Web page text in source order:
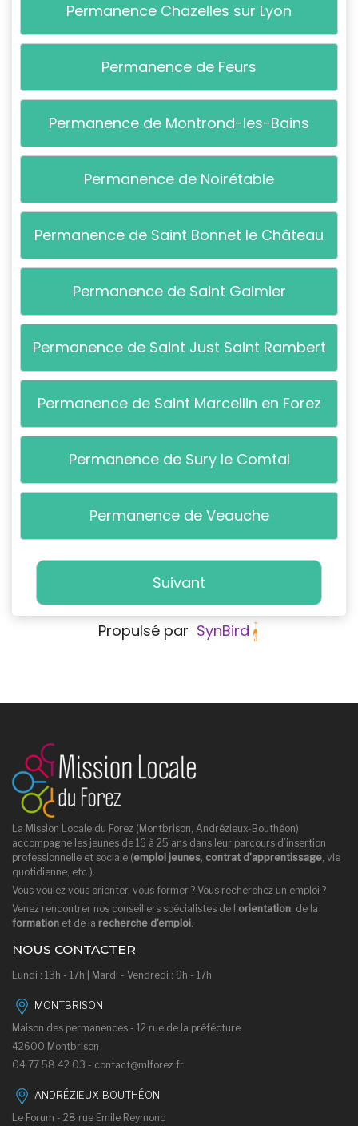
Permanence Chazelles sur Lyon
Permanence de Feurs
Permanence de Montrond-les-Bains
Permanence de Noirétable
Permanence de Saint Bonnet le Château
Permanence de Saint Galmier
Permanence de Saint Just Saint Rambert
Permanence de Saint Marcellin en Forez
Permanence de Sury le Comtal
Permanence de Veauche
Suivant
Propulsé par SynBird
La Mission Locale du Forez (Montbrison, Andrézieux-Bouthéon)
accompagne les jeunes de 16 à 25 ans dans leur parcours d’insertion
professionnelle et sociale (emploi jeunes, contrat d’apprentissage, vie
quotidienne, etc.).
Vous voulez vous orienter, vous former ? Vous recherchez un emploi ?
Venez rencontrer nos conseillers spécialistes de l’orientation, de la
formation et de la recherche d’emploi.
NOUS CONTACTER
Lundi : 13h - 17h | Mardi - Vendredi : 9h - 17h
MONTBRISON
Maison des permanences - 12 rue de la préfécture
42600 Montbrison
04 77 58 42 03 - contact@mlforez.fr
ANDRÉZIEUX-BOUTHÉON
Le Forum - 28 rue Emile Reymond